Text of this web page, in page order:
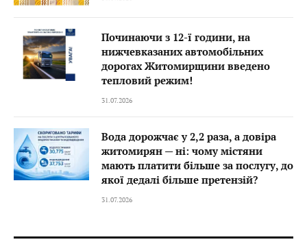
Починаючи з 12-ї години, на
нижчевказаних автомобільних
дорогах Житомирщини введено
тепловий режим!
31.07.2026
Вода дорожчає у 2,2 раза, а довіра
житомирян — ні: чому містяни
мають платити більше за послугу, до
якої дедалі більше претензій?
31.07.2026